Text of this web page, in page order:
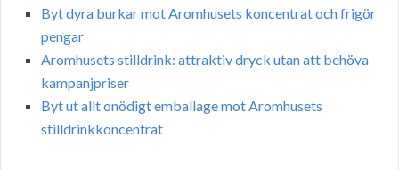
Byt dyra burkar mot Aromhusets koncentrat och frigör
pengar
Aromhusets stilldrink: attraktiv dryck utan att behöva
kampanjpriser
Byt ut allt onödigt emballage mot Aromhusets
stilldrinkkoncentrat